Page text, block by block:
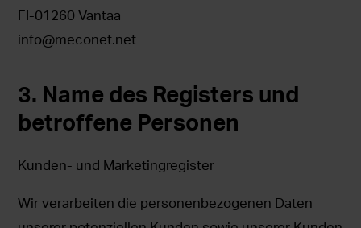
FI-01260 Vantaa
info@meconet.net
3. Name des Registers und
betroffene Personen
Kunden- und Marketingregister
Wir verarbeiten die personenbezogenen Daten